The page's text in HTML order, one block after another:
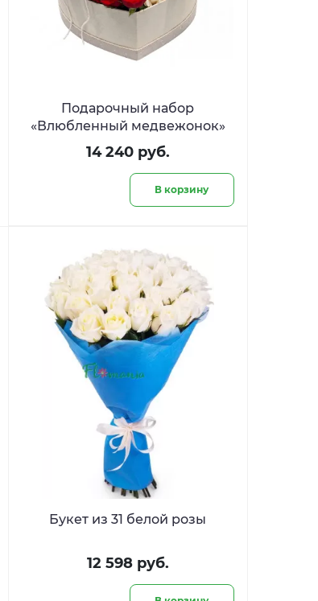
Подарочный набор
«Влюбленный медвежонок»
14 240 руб.
В корзину
Букет из 31 белой розы
12 598 руб.